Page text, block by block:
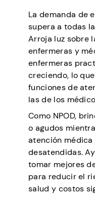
La demanda de
supera a todas
Arroja luz sobre
enfermeras y
enfermeras
creciendo, lo
funciones de
las de los
Como NPOD,
o agudos
atención
desatendidas.
tomar mejores
para reducir el
salud y costos